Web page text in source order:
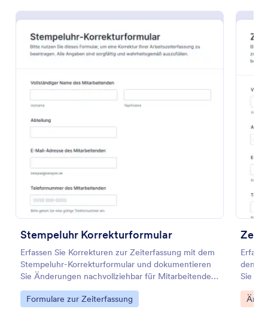
Stempeluhr Korrekturformular
Erfassen Sie Korrekturen zur Zeiterfassung mit dem
Stempeluhr-Korrekturformular und dokumentieren
Sie Änderungen nachvollziehbar für Mitarbeitende,
Vorgesetzte und die Personalabteilung.
Go to Category:
Formulare zur Zeiterfassung
dem
Sie für
Go
Vorlage verwenden